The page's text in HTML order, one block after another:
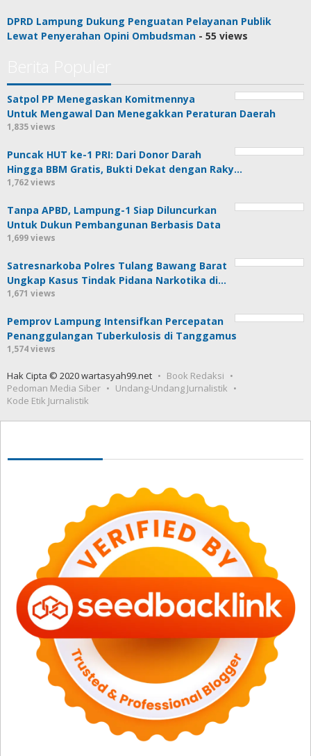
DPRD Lampung Dukung Penguatan Pelayanan Publik
Lewat Penyerahan Opini Ombudsman - 55 views
Satpol PP Menegaskan Komitmennya
Untuk Mengawal Dan Menegakkan Peraturan Daerah
1,835 views
Puncak HUT ke-1 PRI: Dari Donor Darah
Hingga BBM Gratis, Bukti Dekat dengan Raky…
1,762 views
Tanpa APBD, Lampung-1 Siap Diluncurkan
Untuk Dukun Pembangunan Berbasis Data
1,699 views
Satresnarkoba Polres Tulang Bawang Barat
Ungkap Kasus Tindak Pidana Narkotika di…
1,671 views
Pemprov Lampung Intensifkan Percepatan
Penanggulangan Tuberkulosis di Tanggamus
1,574 views
Hak Cipta © 2020 wartasyah99.net
Book Redaksi
Pedoman Media Siber
Undang-Undang Jurnalistik
Kode Etik Jurnalistik